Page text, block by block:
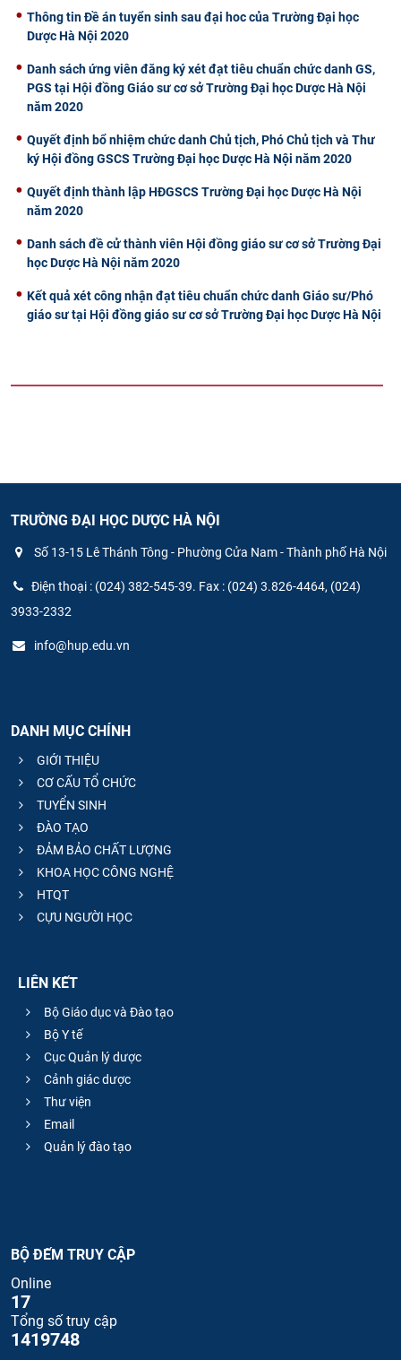
Thông tin Đề án tuyển sinh sau đại hoc của Trường Đại học
Dược Hà Nội 2020
Danh sách ứng viên đăng ký xét đạt tiêu chuẩn chức danh GS,
PGS tại Hội đồng Giáo sư cơ sở Trường Đại học Dược Hà Nội
năm 2020
Quyết định bổ nhiệm chức danh Chủ tịch, Phó Chủ tịch và Thư
ký Hội đồng GSCS Trường Đại học Dược Hà Nội năm 2020
Quyết định thành lập HĐGSCS Trường Đại học Dược Hà Nội
năm 2020
Danh sách đề cử thành viên Hội đồng giáo sư cơ sở Trường Đại
học Dược Hà Nội năm 2020
Kết quả xét công nhận đạt tiêu chuẩn chức danh Giáo sư/Phó
giáo sư tại Hội đồng giáo sư cơ sở Trường Đại học Dược Hà Nội
TRƯỜNG ĐẠI HỌC DƯỢC HÀ NỘI
Số 13-15 Lê Thánh Tông - Phường Cửa Nam - Thành phố Hà Nội
Điện thoại : (024) 382-545-39. Fax : (024) 3.826-4464, (024)
3933-2332
info@hup.edu.vn
DANH MỤC CHÍNH
GIỚI THIỆU
CƠ CẤU TỔ CHỨC
TUYỂN SINH
ĐÀO TẠO
ĐẢM BẢO CHẤT LƯỢNG
KHOA HỌC CÔNG NGHỆ
HTQT
CỰU NGƯỜI HỌC
LIÊN KẾT
Bộ Giáo dục và Đào tạo
Bộ Y tế
Cục Quản lý dược
Cảnh giác dược
Thư viện
Email
Quản lý đào tạo
BỘ ĐẾM TRUY CẬP
Online
17
Tổng số truy cập
1419748